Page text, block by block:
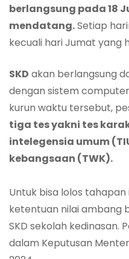
berlangsung pada 18
mendatang.Setiap
kecuali hari Jumat yang
SKD akan berlangsung
dengan sistem
kurun waktu tersebut,
tiga tes yakni tes
intelegensia umum
kebangsaan (TWK).
Untuk bisa lolos
ketentuan nilai ambang
SKD sekolah kedinasan.
dalam Keputusan